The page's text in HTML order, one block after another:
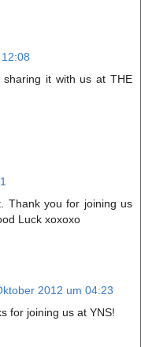
it with us at THE
Thank you for joining us
Luck xoxoxo
2012 um 04:23
for joining us at YNS!